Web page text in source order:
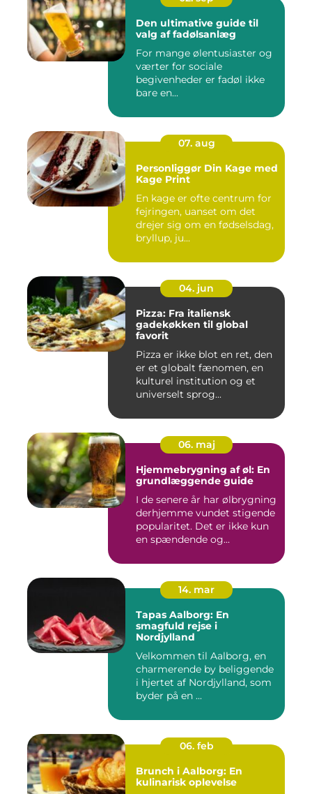
Den ultimative guide til
valg af fadølsanlæg
For mange ølentusiaster og
værter for sociale
begivenheder er fadøl ikke
bare en...
07. aug
Personliggør Din Kage med
Kage Print
En kage er ofte centrum for
fejringen, uanset om det
drejer sig om en fødselsdag,
bryllup, ju...
04. jun
Pizza: Fra italiensk
gadekøkken til global
favorit
Pizza er ikke blot en ret, den
er et globalt fænomen, en
kulturel institution og et
universelt sprog...
06. maj
Hjemmebrygning af øl: En
grundlæggende guide
I de senere år har ølbrygning
derhjemme vundet stigende
popularitet. Det er ikke kun
en spændende og...
14. mar
Tapas Aalborg: En
smagfuld rejse i
Nordjylland
Velkommen til Aalborg, en
charmerende by beliggende
i hjertet af Nordjylland, som
byder på en ...
06. feb
Brunch i Aalborg: En
kulinarisk oplevelse